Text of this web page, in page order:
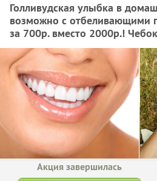
Голливудская улыбка в
возможно с отбеливающими
за 700р. вместо 2000р.!
Акция завершилась